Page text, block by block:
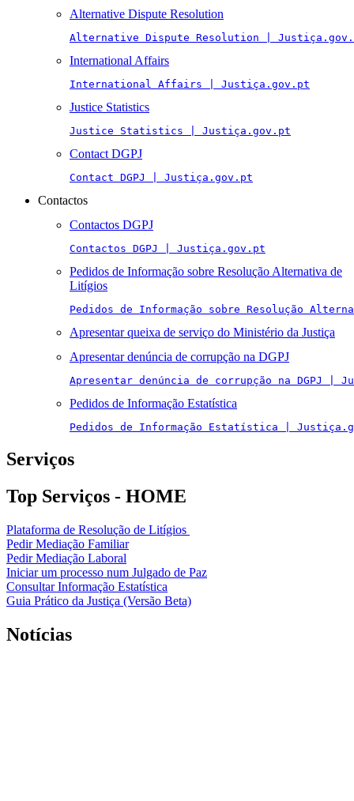
Alternative Dispute Resolution
Alternative Dispute Resolution |
International Affairs
International Affairs | Justiça.gov.pt
Justice Statistics
Justice Statistics | Justiça.gov.pt
Contact DGPJ
Contact DGPJ | Justiça.gov.pt
Contactos
Contactos DGPJ
Contactos DGPJ | Justiça.gov.pt
Pedidos de Informação sobre Resolução Alternativa de
Litígios
Pedidos de Informação sobre Resolução
Apresentar queixa de serviço do Ministério da Justiça
Apresentar denúncia de corrupção na DGPJ
Apresentar denúncia de corrupção na DGPJ |
Pedidos de Informação Estatística
Pedidos de Informação Estatística |
Serviços
Top Serviços - HOME
Plataforma de Resolução de Litígios
Pedir Mediação Familiar
Pedir Mediação Laboral
Iniciar um processo num Julgado de Paz
Consultar Informação Estatística
Guia Prático da Justiça (Versão Beta)
Notícias